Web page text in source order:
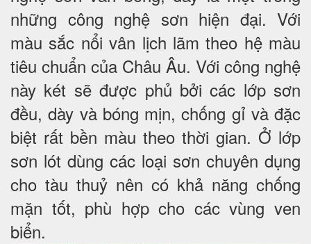
những công nghệ sơn hiện đại. Với
màu sắc nổi vân lịch lãm theo hệ màu
tiêu chuẩn của Châu Âu. Với công nghệ
này két sẽ được phủ bởi các lớp sơn
đều, dày và bóng mịn, chống gỉ và đặc
biệt rất bền màu theo thời gian. Ở lớp
sơn lót dùng các loại sơn chuyên dụng
cho tàu thuỷ nên có khả năng chống
mặn tốt, phù hợp cho các vùng ven
biển.